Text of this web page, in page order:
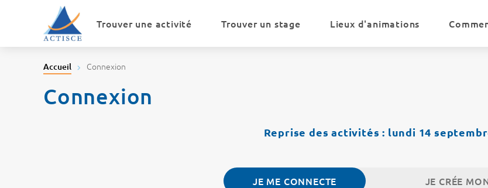
Trouver une activité
Trouver un stage Lieux d'animations
Accueil Connexion
Connexion
Reprise des activités : lundi 14
JE ME CONNECTE JE CRÉE